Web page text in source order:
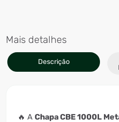
Mais detalhes
Descrição
🔥 A Chapa CBE 1000L